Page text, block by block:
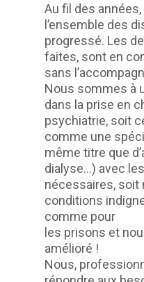
Au fil des
l’ensemble des
progressé. Les
faites, sont en
sans
Nous sommes à
dans la prise en
psychiatrie, soit
comme une
même titre que
dialyse...) avec
nécessaires, soit
conditions
comme pour
les prisons et
amélioré !
Nous,